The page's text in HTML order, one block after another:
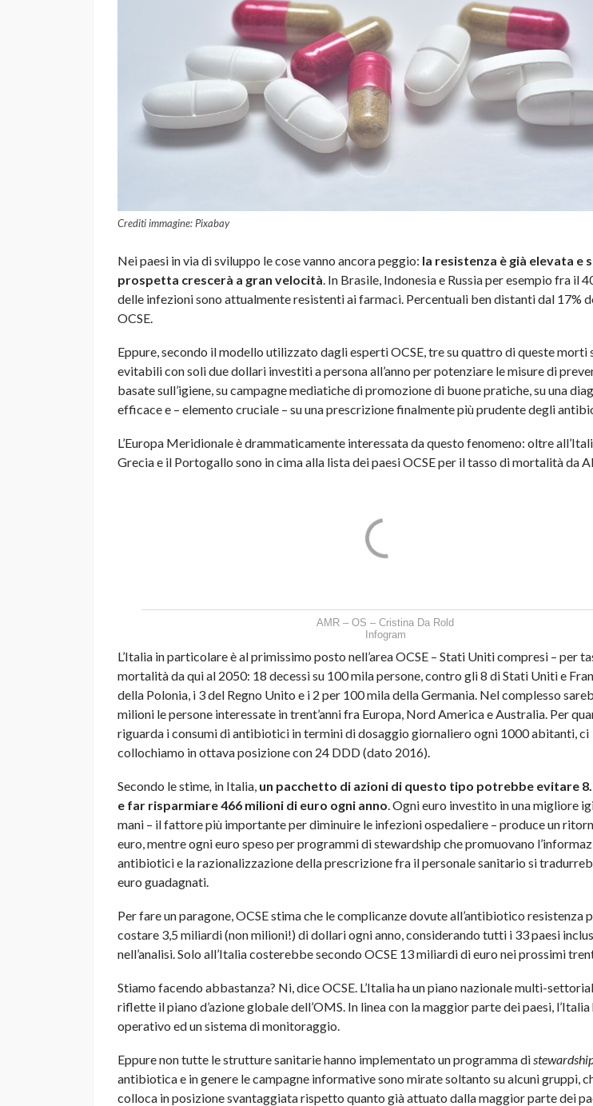
Crediti immagine: Pixabay
Nei paesi in via di sviluppo le cose vanno ancora peggio: la resistenza è già elevata e
prospetta crescerà a gran velocità. In Brasile, Indonesia e Russia per esempio fra il
delle infezioni sono attualmente resistenti ai farmaci. Percentuali ben distanti dal 17%
OCSE.
Eppure, secondo il modello utilizzato dagli esperti OCSE, tre su quattro di queste morti
evitabili con soli due dollari investiti a persona all’anno per potenziare le misure di
basate sull’igiene, su campagne mediatiche di promozione di buone pratiche, su una
efficace e – elemento cruciale – su una prescrizione finalmente più prudente degli
L’Europa Meridionale è drammaticamente interessata da questo fenomeno: oltre
Grecia e il Portogallo sono in cima alla lista dei paesi OCSE per il tasso di mortalità da
AMR – OS – Cristina Da Rold
Infogram
L’Italia in particolare è al primissimo posto nell’area OCSE – Stati Uniti compresi – per
mortalità da qui al 2050: 18 decessi su 100 mila persone, contro gli 8 di Stati Uniti e
della Polonia, i 3 del Regno Unito e i 2 per 100 mila della Germania. Nel complesso
milioni le persone interessate in trent’anni fra Europa, Nord America e Australia. Per
riguarda i consumi di antibiotici in termini di dosaggio giornaliero ogni 1000 abitanti, ci
collochiamo in ottava posizione con 24 DDD (dato 2016).
Secondo le stime, in Italia, un pacchetto di azioni di questo tipo potrebbe evitare
e far risparmiare 466 milioni di euro ogni anno. Ogni euro investito in una migliore
mani – il fattore più importante per diminuire le infezioni ospedaliere – produce un
euro, mentre ogni euro speso per programmi di stewardship che promuovano
antibiotici e la razionalizzazione della prescrizione fra il personale sanitario si
euro guadagnati.
Per fare un paragone, OCSE stima che le complicanze dovute all’antibiotico resistenza
costare 3,5 miliardi (non milioni!) di dollari ogni anno, considerando tutti i 33 paesi
nell’analisi. Solo all’Italia costerebbe secondo OCSE 13 miliardi di euro nei prossimi
Stiamo facendo abbastanza? Ni, dice OCSE. L’Italia ha un piano nazionale multi-
riflette il piano d’azione globale dell’OMS. In linea con la maggior parte dei paesi, l’Italia
operativo ed un sistema di monitoraggio.
Eppure non tutte le strutture sanitarie hanno implementato un programma di
antibiotica e in genere le campagne informative sono mirate soltanto su alcuni gruppi,
colloca in posizione svantaggiata rispetto quanto già attuato dalla maggior parte dei